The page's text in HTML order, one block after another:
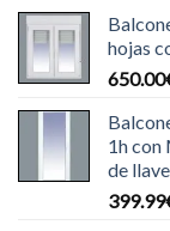
hojas
650.00
1h con
de
399.99